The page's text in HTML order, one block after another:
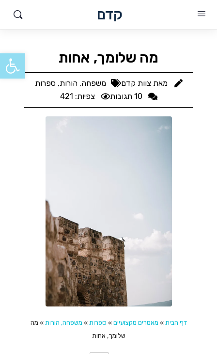
קדם
מה שלומך, אחות
מאת צוות קדם משפחה, הורות,ספרות
10 תגובות
צפיות: 421
דף הבית » מאמרים מקצועיים» ספרות » משפחה, הורות » מה
שלומך, אחות
פתח